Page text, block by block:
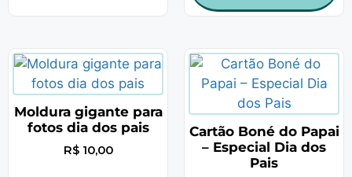
Moldura gigante para
fotos dia dos pais
R$10,00
Cartão Boné do Papai
– Especial Dia dos
Pais